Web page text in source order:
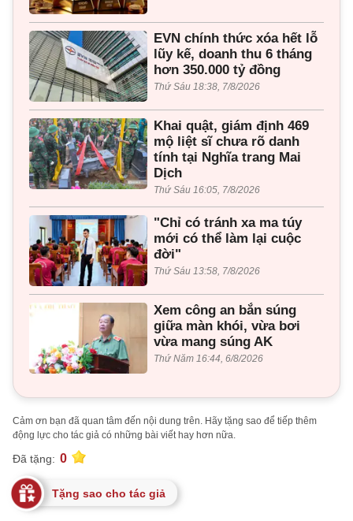
EVN chính thức xóa hết lỗ
lũy kế, doanh thu 6 tháng
hơn 350.000 tỷ đồng
Thứ Sáu 18:38, 7/8/2026
Khai quật, giám định 469
mộ liệt sĩ chưa rõ danh
tính tại Nghĩa trang Mai
Dịch
Thứ Sáu 16:05, 7/8/2026
"Chỉ có tránh xa ma túy
mới có thể làm lại cuộc
đời"
Thứ Sáu 13:58, 7/8/2026
Xem công an bắn súng
giữa màn khói, vừa bơi
vừa mang súng AK
Thứ Năm 16:44, 6/8/2026
Cảm ơn bạn đã quan tâm đến nội dung trên. Hãy tặng sao để tiếp thêm
động lực cho tác giả có những bài viết hay hơn nữa.
Đã tặng: 0
Tặng sao cho tác giả